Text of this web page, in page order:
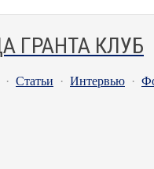
ГРАНТА КЛУБ
· Статьи · Интервью ·